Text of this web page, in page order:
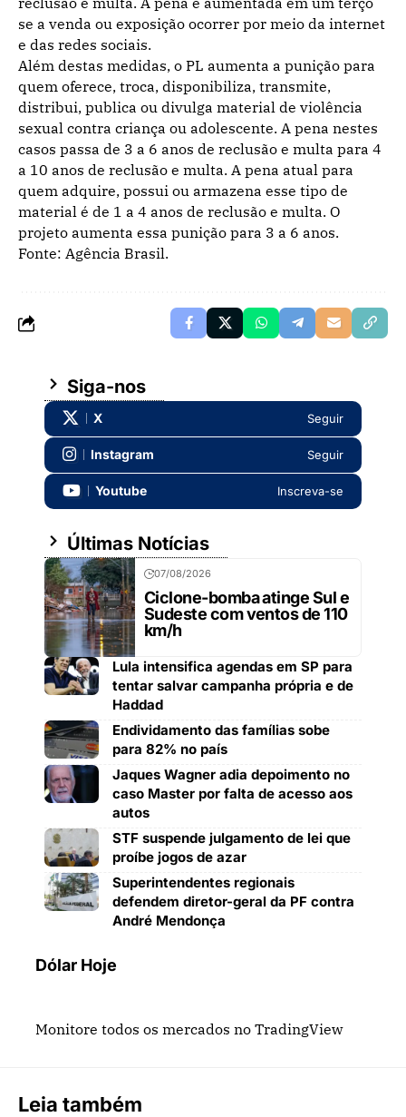
se a venda ou exposição ocorrer por meio da internet
e das redes sociais.
Além destas medidas, o PL aumenta a punição para
quem oferece, troca, disponibiliza, transmite,
distribui, publica ou divulga material de violência
sexual contra criança ou adolescente. A pena nestes
casos passa de 3 a 6 anos de reclusão e multa para 4
a 10 anos de reclusão e multa. A pena atual para
quem adquire, possui ou armazena esse tipo de
material é de 1 a 4 anos de reclusão e multa. O
projeto aumenta essa punição para 3 a 6 anos.
Fonte: Agência Brasil.
Siga-nos
X Seguir
Instagram Seguir
Youtube Inscreva-se
Últimas Notícias
07/08/2026
Ciclone-bomba atinge Sul e
Sudeste com ventos de 110
km/h
Lula intensifica agendas em SP para
tentar salvar campanha própria e de
Haddad
Endividamento das famílias sobe
para 82% no país
Jaques Wagner adia depoimento no
caso Master por falta de acesso aos
autos
STF suspende julgamento de lei que
proíbe jogos de azar
Superintendentes regionais
defendem diretor-geral da PF contra
André Mendonça
Dólar Hoje
Monitore todos os mercados no TradingView
Leia também